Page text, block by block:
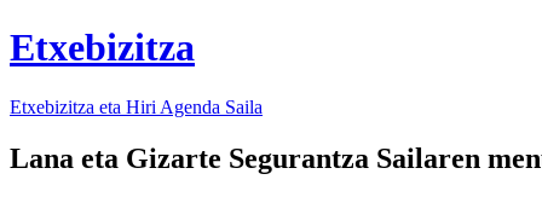
Etxebizitza
Etxebizitza eta Hiri Agenda Saila
Lana eta Gizarte Segurantza Sailaren